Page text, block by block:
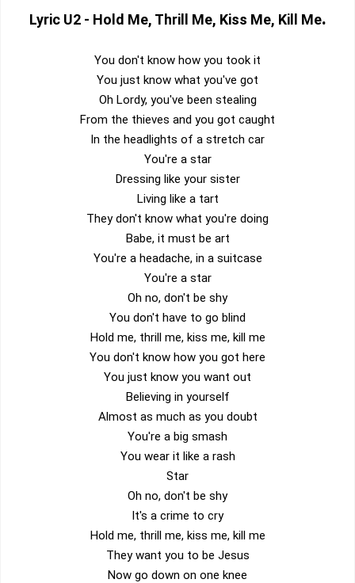
Lyric U2 - Hold Me, Thrill Me, Kiss Me, Kill Me.
You don't know how you took it
You just know what you've got
Oh Lordy, you've been stealing
From the thieves and you got caught
In the headlights of a stretch car
You're a star
Dressing like your sister
Living like a tart
They don't know what you're doing
Babe, it must be art
You're a headache, in a suitcase
You're a star
Oh no, don't be shy
You don't have to go blind
Hold me, thrill me, kiss me, kill me
You don't know how you got here
You just know you want out
Believing in yourself
Almost as much as you doubt
You're a big smash
You wear it like a rash
Star
Oh no, don't be shy
It's a crime to cry
Hold me, thrill me, kiss me, kill me
They want you to be Jesus
Now go down on one knee